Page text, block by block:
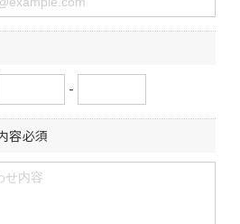
-
容必須